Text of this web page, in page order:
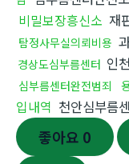
비밀보장흥신소 재
탐정사무실의뢰비용
경상도심부름센터 인
심부름센터완전범죄
입내역 천안심부름
좋아요 0